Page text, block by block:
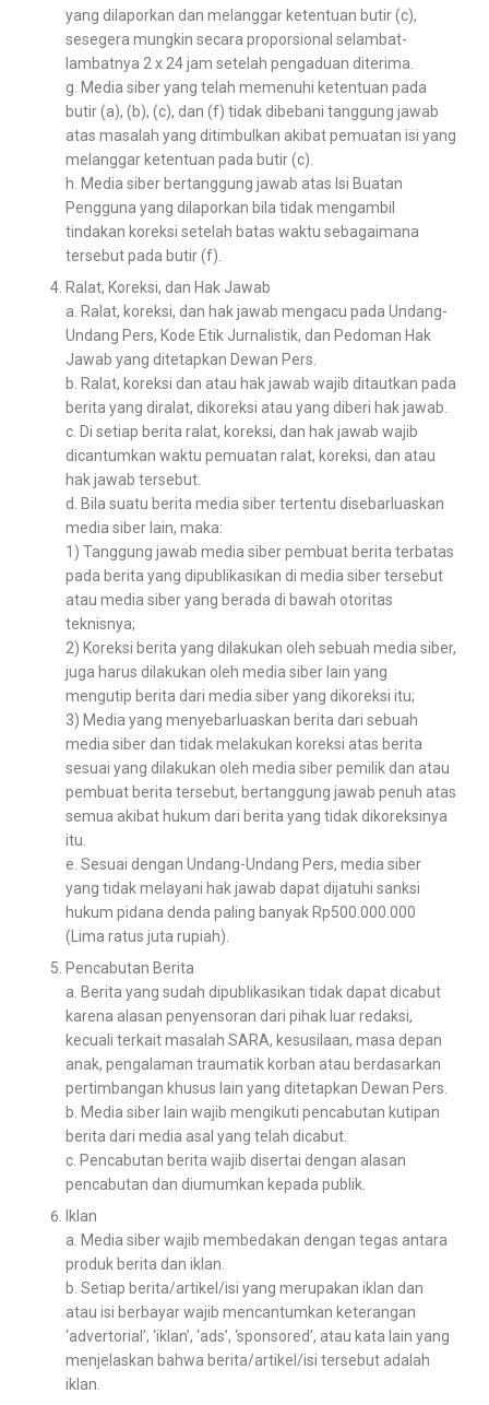
yang dilaporkan dan melanggar ketentuan butir (c),
sesegera mungkin secara proporsional selambat-
lambatnya 2 x 24 jam setelah pengaduan diterima.
g. Media siber yang telah memenuhi ketentuan pada
butir (a), (b), (c), dan (f) tidak dibebani tanggung jawab
atas masalah yang ditimbulkan akibat pemuatan isi yang
melanggar ketentuan pada butir (c).
h. Media siber bertanggung jawab atas Isi Buatan
Pengguna yang dilaporkan bila tidak mengambil
tindakan koreksi setelah batas waktu sebagaimana
tersebut pada butir (f).
Ralat, Koreksi, dan Hak Jawab
a. Ralat, koreksi, dan hak jawab mengacu pada Undang-
Undang Pers, Kode Etik Jurnalistik, dan Pedoman Hak
Jawab yang ditetapkan Dewan Pers.
b. Ralat, koreksi dan atau hak jawab wajib ditautkan pada
berita yang diralat, dikoreksi atau yang diberi hak jawab.
c. Di setiap berita ralat, koreksi, dan hak jawab wajib
dicantumkan waktu pemuatan ralat, koreksi, dan atau
hak jawab tersebut.
d. Bila suatu berita media siber tertentu disebarluaskan
media siber lain, maka:
1) Tanggung jawab media siber pembuat berita terbatas
pada berita yang dipublikasikan di media siber tersebut
atau media siber yang berada di bawah otoritas
teknisnya;
2) Koreksi berita yang dilakukan oleh sebuah media siber,
juga harus dilakukan oleh media siber lain yang
mengutip berita dari media siber yang dikoreksi itu;
3) Media yang menyebarluaskan berita dari sebuah
media siber dan tidak melakukan koreksi atas berita
sesuai yang dilakukan oleh media siber pemilik dan atau
pembuat berita tersebut, bertanggung jawab penuh atas
semua akibat hukum dari berita yang tidak dikoreksinya
itu.
e. Sesuai dengan Undang-Undang Pers, media siber
yang tidak melayani hak jawab dapat dijatuhi sanksi
hukum pidana denda paling banyak Rp500.000.000
(Lima ratus juta rupiah).
Pencabutan Berita
a. Berita yang sudah dipublikasikan tidak dapat dicabut
karena alasan penyensoran dari pihak luar redaksi,
kecuali terkait masalah SARA, kesusilaan, masa depan
anak, pengalaman traumatik korban atau berdasarkan
pertimbangan khusus lain yang ditetapkan Dewan Pers.
b. Media siber lain wajib mengikuti pencabutan kutipan
berita dari media asal yang telah dicabut.
c. Pencabutan berita wajib disertai dengan alasan
pencabutan dan diumumkan kepada publik.
Iklan
a. Media siber wajib membedakan dengan tegas antara
produk berita dan iklan.
b. Setiap berita/artikel/isi yang merupakan iklan dan
atau isi berbayar wajib mencantumkan keterangan
‘advertorial’, ‘iklan’, ‘ads’, ‘sponsored’, atau kata lain yang
menjelaskan bahwa berita/artikel/isi tersebut adalah
iklan.